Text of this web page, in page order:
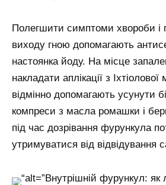
Полегшити симптоми хвороби і
виходу гною допомагають
настоянка йоду. На місце
накладати аплікації з
відмінно допомагають усунути
компреси з масла ромашки і
під час дозрівання фурункула
утримуватися від відвідування
“alt=”Внутрішній фурункул: як